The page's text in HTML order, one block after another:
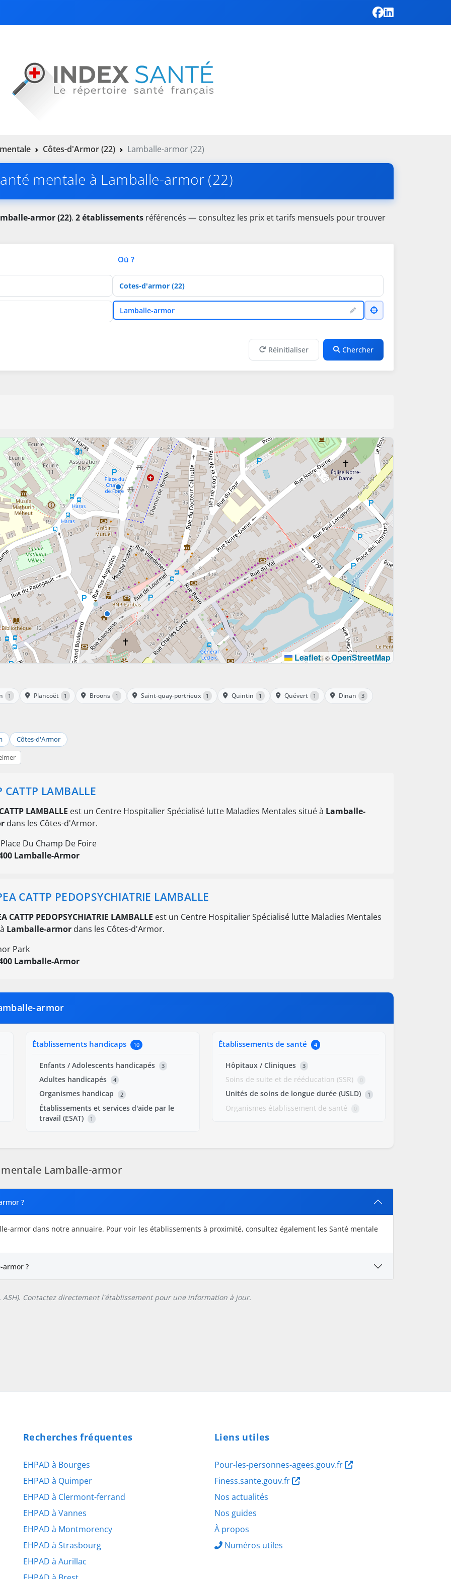
Côtes-d'Armor (22) Lamballe-armor (22)
mentale à Lamballe-armor (22)
armor (22). 2 établissements référencés — consultez les prix et tarifs mensuels pour trouver
Où ?
Département
VilleLamballe-armor
Réinitialiser Chercher
Leaflet|©OpenStreetMap
1 Plancoët 1 Broons 1 Saint-quay-portrieux 1 Quintin 1 Quévert 1 Dinan 3
Côtes-d'Armor
CATTP LAMBALLE
LAMBALLE est un Centre Hospitalier Spécialisé lutte Maladies Mentales situé à Lamballe-
dans les Côtes-d'Armor.
Du Champ De Foire
Lamballe-Armor
CATTP PEDOPSYCHIATRIE LAMBALLE
CATTP PEDOPSYCHIATRIE LAMBALLE est un Centre Hospitalier Spécialisé lutte Maladies Mentales
Lamballe-armor dans les Côtes-d'Armor.
Park
Lamballe-Armor
armor
Établissements handicaps 10
Enfants / Adolescents handicapés 3
Adultes handicapés 4
Organismes handicap 2
Établissements et services d'aide par le
travail (ESAT)
1
Établissements de santé 4
Hôpitaux / Cliniques 3
Soins de suite et de rééducation (SSR) 0
Unités de soins de longue durée (USLD) 1
Organismes établissement de santé 0
Lamballe-armor
?
armor dans notre annuaire. Pour voir les établissements à proximité, consultez également les Santé mentale
armor ?
Contactez directement l'établissement pour une information à jour.
Recherches fréquentes
EHPAD à Bourges
EHPAD à Quimper
EHPAD à Clermont-ferrand
EHPAD à Vannes
EHPAD à Montmorency
EHPAD à Strasbourg
EHPAD à Aurillac
Liens utiles
Pour-les-personnes-agees.gouv.fr
Finess.sante.gouv.fr
Nos actualités
Nos guides
À propos
Numéros utiles